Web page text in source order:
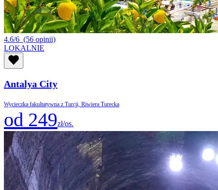
4.6/6 (56 opinii)
LOKALNIE
Antalya City
Wycieczka fakultatywna z Turcji, Riwiera Turecka
od 249zł/os.